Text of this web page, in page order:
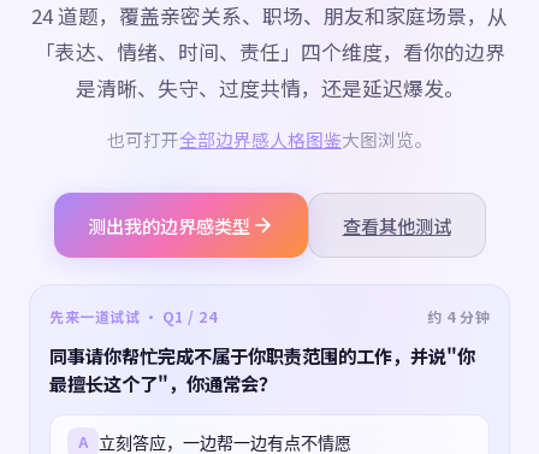
24 道题，覆盖亲密关系、职场、朋友和家庭场景，从
「表达、情绪、时间、责任」四个维度，看你的边界
是清晰、失守、过度共情，还是延迟爆发。
也可打开全部边界感人格图鉴大图浏览。
测出我的边界感类型 查看其他测试
先来一道试试 · Q1 / 24 约 4 分钟
同事请你帮忙完成不属于你职责范围的工作，并说"你
最擅长这个了"，你通常会？
A 立刻答应，一边帮一边有点不情愿